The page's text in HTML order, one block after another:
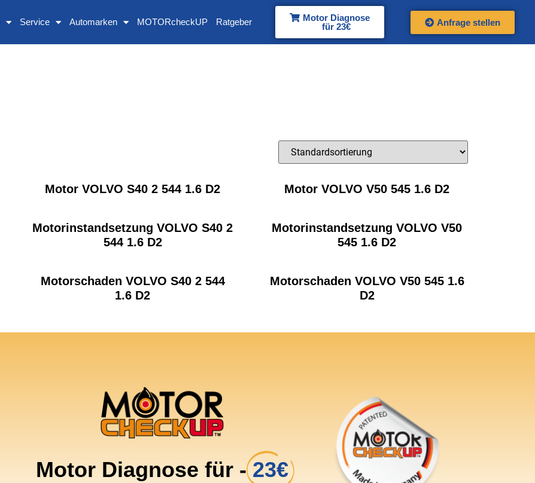
Service Automarken MOTORcheckUP Ratgeber
Motor Diagnose
für 23€
Anfrage stellen
Motor VOLVO S40 2 544 1.6 D2 Motor VOLVO V50 545 1.6 D2
Motorinstandsetzung VOLVO S40 2
544 1.6 D2
Motorinstandsetzung VOLVO V50
545 1.6 D2
Motorschaden VOLVO S40 2 544
1.6 D2
Motorschaden VOLVO V50 545 1.6
D2
Motor Diagnose für - 23€